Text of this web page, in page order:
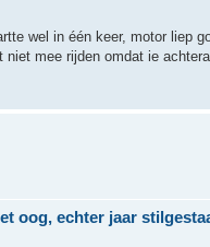
wel in één keer, motor liep
niet mee rijden omdat ie
oog, echter jaar